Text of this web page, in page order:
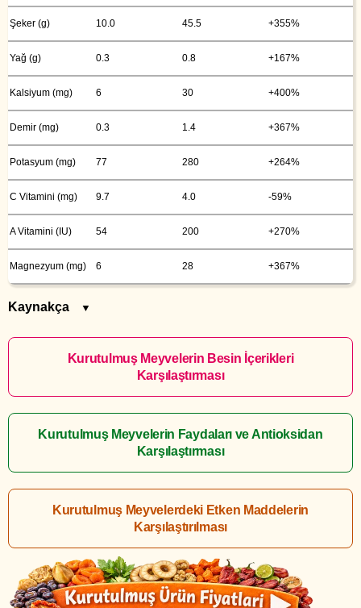
Şeker (g) 10.0 45.5 +355%
Yağ (g) 0.3 0.8 +167%
Kalsiyum (mg) 6 30 +400%
Demir (mg) 0.3 1.4 +367%
Potasyum (mg) 77 280 +264%
C Vitamini (mg) 9.7 4.0 -59%
A Vitamini (IU) 54 200 +270%
Magnezyum (mg) 6 28 +367%
Kaynakça ▼
Kurutulmuş Meyvelerin Besin İçerikleri
Karşılaştırması
Kurutulmuş Meyvelerin Faydaları ve Antioksidan
Karşılaştırması
Kurutulmuş Meyvelerdeki Etken Maddelerin
Karşılaştırılması